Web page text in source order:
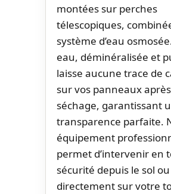
montées sur perches
télescopiques,
système d’eau
eau, déminéralisée et
laisse aucune trace de
sur vos panneaux après
séchage, garantissant
transparence parfaite.
équipement
permet d’intervenir en
sécurité depuis le sol ou
directement sur votre